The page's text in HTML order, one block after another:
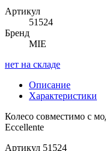
Артикул
51524
Бренд
MIE
нет на складе
Описание
Характеристики
Колесо совместимо с
Eccellente
Артикул 51524